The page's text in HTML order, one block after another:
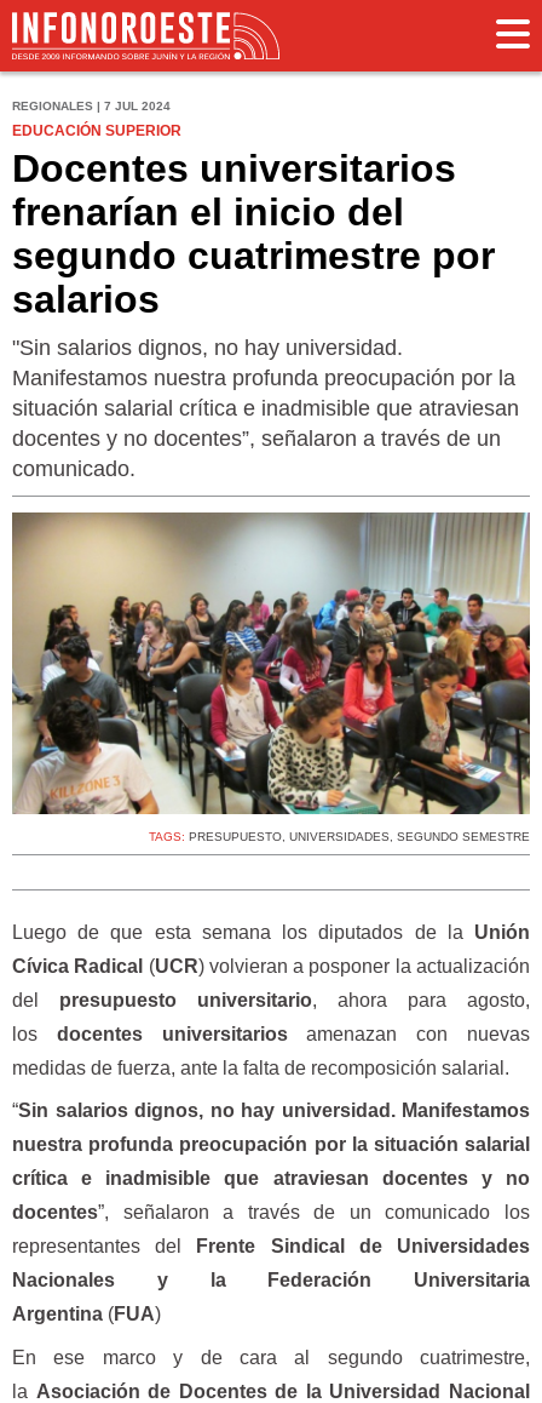
REGIONALES | 7 JUL 2024
EDUCACIÓN SUPERIOR
Docentes universitarios
frenarían el inicio del
segundo cuatrimestre por
salarios
"Sin salarios dignos, no hay universidad.
Manifestamos nuestra profunda preocupación por la
situación salarial crítica e inadmisible que atraviesan
docentes y no docentes”, señalaron a través de un
comunicado.
TAGS: PRESUPUESTO, UNIVERSIDADES, SEGUNDO SEMESTRE
Luego de que esta semana los diputados de la Unión
Cívica Radical (UCR) volvieran a posponer la actualización
del presupuesto universitario, ahora para agosto,
los docentes universitariosamenazan con nuevas
medidas de fuerza, ante la falta de recomposición salarial.
“Sin salarios dignos, no hay universidad. Manifestamos
nuestra profunda preocupación por la situación salarial
crítica e inadmisible que atraviesan docentes y no
docentes”, señalaron a través de un comunicado los
representantes del
Frente Sindical de Universidades
Nacionales y la Federación Universitaria
Argentina (FUA)
En ese marco y de cara al segundo cuatrimestre,
la Asociación de Docentes de la Universidad Nacional